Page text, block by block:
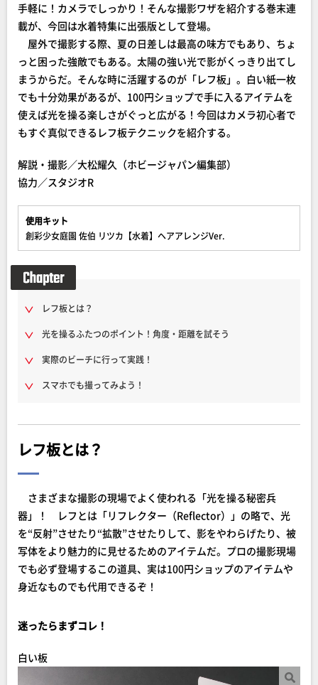
手軽に！カメラでしっかり！そんな撮影ワザを紹介する巻末連
載が、今回は水着特集に出張版として登場。
屋外で撮影する際、夏の日差しは最高の味方でもあり、ちょ
っと困った強敵でもある。太陽の強い光で影がくっきり出てし
まうからだ。そんな時に活躍するのが「レフ板」。白い紙一枚
でも十分効果があるが、100円ショップで手に入るアイテムを
使えば光を操る楽しさがぐっと広がる！今回はカメラ初心者で
もすぐ真似できるレフ板テクニックを紹介する。
解説・撮影／大松耀久（ホビージャパン編集部）
協力／スタジオR
使用キット
創彩少女庭園 佐伯 リツカ【水着】ヘアアレンジVer.
レフ板とは？
光を操るふたつのポイント！角度・距離を試そう
実際のビーチに行って実践！
スマホでも撮ってみよう！
レフ板とは？
さまざまな撮影の現場でよく使われる「光を操る秘密兵
器」！ レフとは「リフレクター（Reflector）」の略で、光
を“反射”させたり“拡散”させたりして、影をやわらげたり、被
写体をより魅力的に見せるためのアイテムだ。プロの撮影現場
でも必ず登場するこの道具、実は100円ショップのアイテムや
身近なものでも代用できるぞ！
迷ったらまずコレ！
白い板